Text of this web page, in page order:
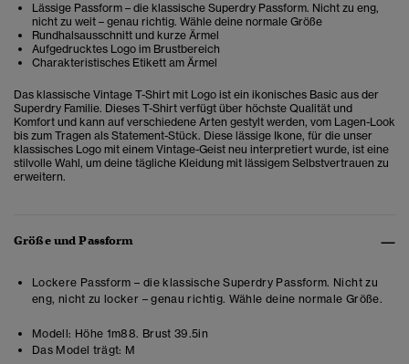
Lässige Passform – die klassische Superdry Passform. Nicht zu eng,
nicht zu weit – genau richtig. Wähle deine normale Größe
Rundhalsausschnitt und kurze Ärmel
Aufgedrucktes Logo im Brustbereich
Charakteristisches Etikett am Ärmel
Das klassische Vintage T-Shirt mit Logo ist ein ikonisches Basic aus der
Superdry Familie. Dieses T-Shirt verfügt über höchste Qualität und
Komfort und kann auf verschiedene Arten gestylt werden, vom Lagen-Look
bis zum Tragen als Statement-Stück. Diese lässige Ikone, für die unser
klassisches Logo mit einem Vintage-Geist neu interpretiert wurde, ist eine
stilvolle Wahl, um deine tägliche Kleidung mit lässigem Selbstvertrauen zu
erweitern.
Größe und Passform
Lockere Passform – die klassische Superdry Passform. Nicht zu
eng, nicht zu locker – genau richtig. Wähle deine normale Größe.
Modell: Höhe 1m88. Brust 39.5in
Das Model trägt: M